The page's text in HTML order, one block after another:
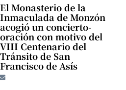
El Monasterio de la
Inmaculada de Monzón
acogió un concierto-
oración con motivo del
VIII Centenario del
Tránsito de San
Francisco de Asís